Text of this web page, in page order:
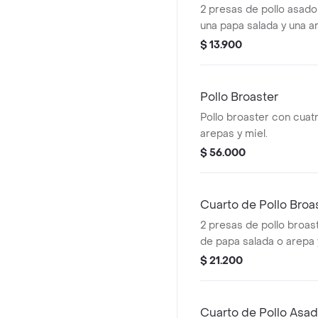
2 presas de pollo
una papa salada y una
$ 13.900
Pollo Broaster
Pollo broaster con
arepas y miel.
$ 56.000
Cuarto de Pollo
2 presas de pollo
de papa salada o arepa
$ 21.200
Cuarto de Pollo